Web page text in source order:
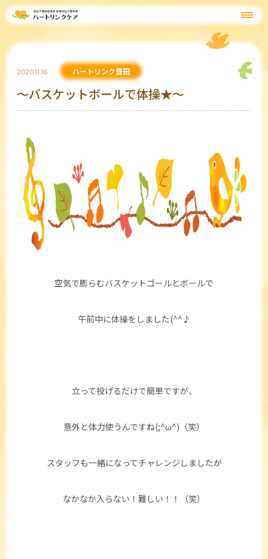
2020.11.16 ハートリンク豊田
～バスケットボールで体操★～
空気で膨らむバスケットゴールとボールで
午前中に体操をしました(^^♪
立って投げるだけで簡単ですが、
意外と体力使うんですね(;^ω^)（笑）
スタッフも一緒になってチャレンジしましたが
なかなか入らない！難しい！！（笑）